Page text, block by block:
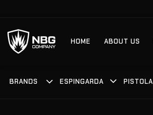
content
HOME ABOUT US
BRANDS ESPINGARDA PISTOLA